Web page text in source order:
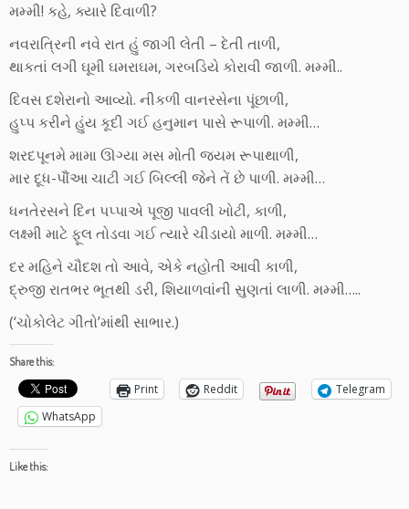
મમ્મી! કહે, ક્યારે દિવાળી?
નવરાત્રિની નવે રાત હું જાગી લેતી – દેતી તાળી,
થાકતાં લગી ઘૂમી ઘમરાઘમ, ગરબડિયે કોરાવી જાળી. મમ્મી..
દિવસ દશેરાનો આવ્યો. નીકળી વાનરસેના પૂંછાળી,
હુપ્પ કરીને હુંય કૂદી ગઈ હનુમાન પાસે રૂપાળી. મમ્મી…
શરદપૂનમે મામા ઊગ્યા મસ મોતી જ્યમ રૂપાથાળી,
માર દૂધ-પૌંંઆ ચાટી ગઈ બિલ્લી જેને તેં છે પાળી. મમ્મી…
ધનતેરસને દિન પપ્પાએ પૂજી પાવલી ખોટી, કાળી,
લક્ષ્મી માટે ફૂલ તોડવા ગઈ ત્યારે ચીડાયો માળી. મમ્મી…
દર મહિને ચૌદશ તો આવે, એકે નહોતી આવી કાળી,
દ્રુજી રાતભર ભૂતથી ડરી, શિયાળવાંની સુણતાં લાળી. મમ્મી…..
(‘ચોકોલેટ ગીતો’માંથી સાભાર.)
Share this:
Print Reddit
Telegram
WhatsApp
Like this: